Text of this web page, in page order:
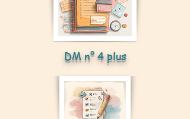
DM n° 4 plus